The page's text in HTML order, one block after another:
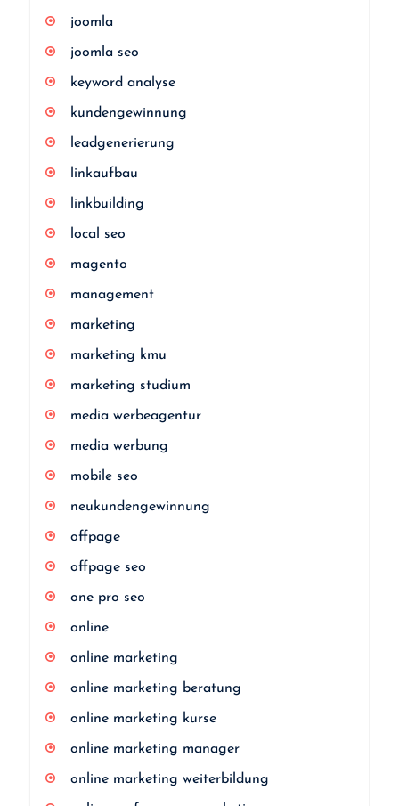
joomla
joomla seo
keyword analyse
kundengewinnung
leadgenerierung
linkaufbau
linkbuilding
local seo
magento
management
marketing
marketing kmu
marketing studium
media werbeagentur
media werbung
mobile seo
neukundengewinnung
offpage
offpage seo
one pro seo
online
online marketing
online marketing beratung
online marketing kurse
online marketing manager
online marketing weiterbildung